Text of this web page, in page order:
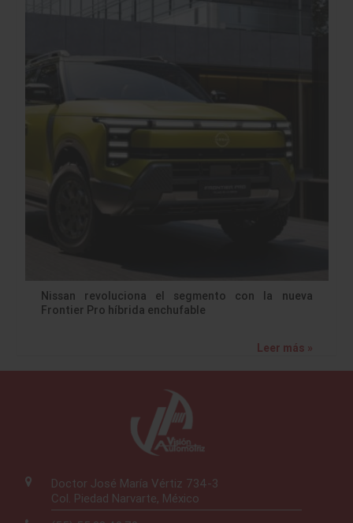
Nissan revoluciona el segmento con la nueva
Frontier Pro híbrida enchufable
Leer más »
Doctor José María Vértiz 734-3
Col. Piedad Narvarte, México